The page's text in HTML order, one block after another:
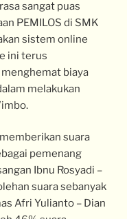
sangat puas
PEMILOS di SMK
sistem online
ini terus
biaya
melakukan
suara
pemenang
Ibnu Rosyadi –
suara sebanyak
Afri Yulianto – Dian